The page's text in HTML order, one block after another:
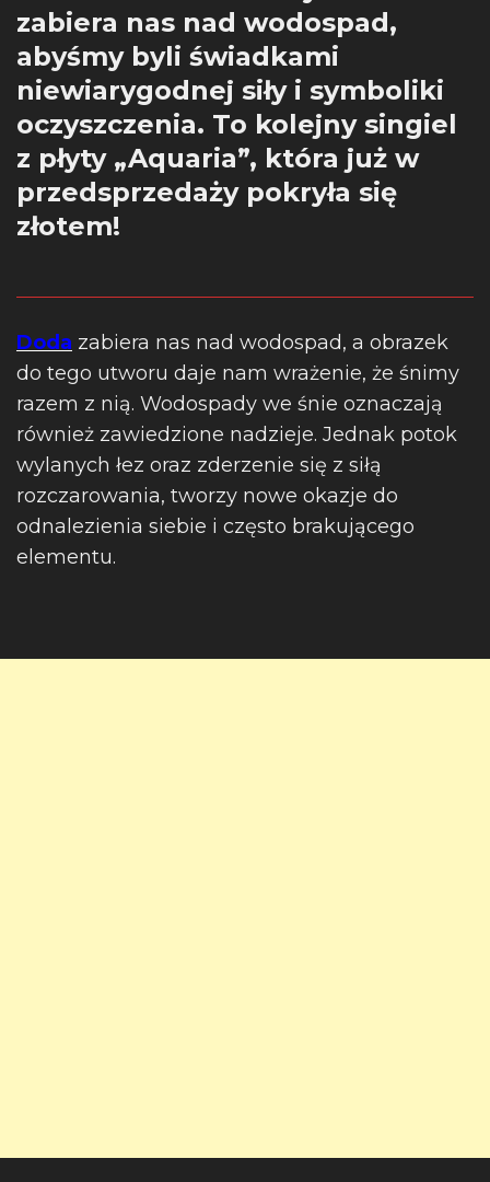
zabiera nas nad wodospad,
abyśmy byli świadkami
niewiarygodnej siły i symboliki
oczyszczenia. To kolejny singiel
z płyty „Aquaria”, która już w
przedsprzedaży pokryła się
złotem!
Doda zabiera nas nad wodospad, a obrazek
do tego utworu daje nam wrażenie, że śnimy
razem z nią. Wodospady we śnie oznaczają
również zawiedzione nadzieje. Jednak potok
wylanych łez oraz zderzenie się z siłą
rozczarowania, tworzy nowe okazje do
odnalezienia siebie i często brakującego
elementu.